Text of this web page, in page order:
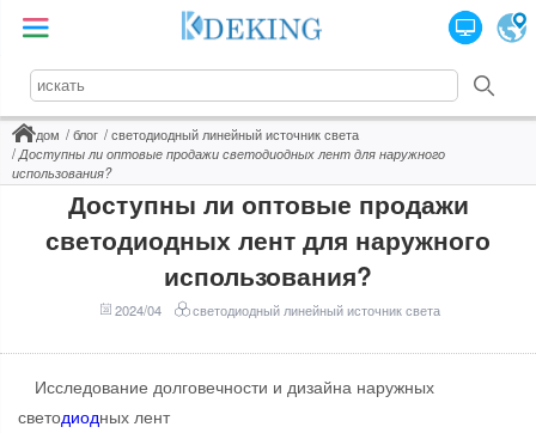
дом блог
светодиодный линейный источник света
Доступны ли оптовые продажи светодиодных лент для наружного
использования?
Доступны ли оптовые продажи
светодиодных лент для наружного
использования?
2024/04 светодиодный линейный источник света
Исследование долговечности и дизайна наружных
светодиодных лент